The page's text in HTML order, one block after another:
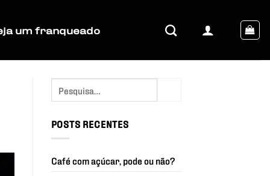
um franqueado
POSTS RECENTES
Café com açúcar, pode ou não?